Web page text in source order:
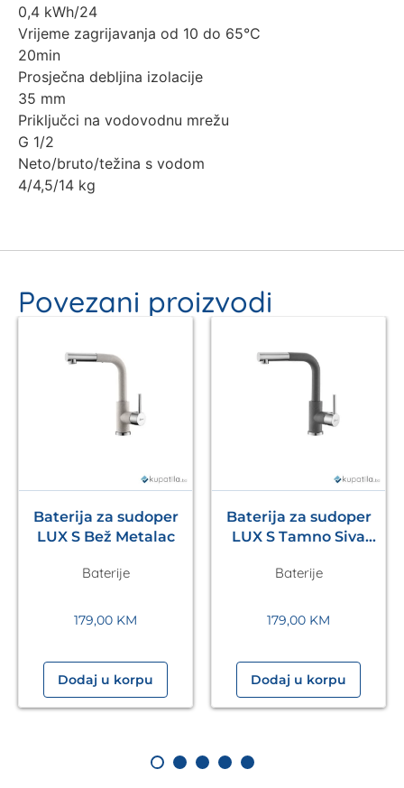
0,4 kWh/24
Vrijeme zagrijavanja od 10 do 65°C
20min
Prosječna debljina izolacije
35 mm
Priključci na vodovodnu mrežu
G 1/2
Neto/bruto/težina s vodom
4/4,5/14 kg
Povezani proizvodi
Baterija za sudoper
LUX S Bež Metalac
Baterije
179,00 KM
Dodaj u korpu
Baterija za sudoper
LUX S Tamno Siva
Baterije
179,00 KM
Dodaj u korpu